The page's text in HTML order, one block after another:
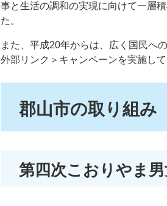
事と生活の調和の実現に向けて一層
た。
また、平成20年からは、広く国民へ
外部リンク＞ キャンペーンを実施して
郡山市の取り組み
第四次こおりやま